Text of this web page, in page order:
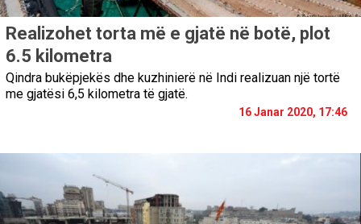
Realizohet torta më e gjatë në botë, plot
6.5 kilometra
Qindra bukëpjekës dhe kuzhinierë në Indi realizuan një tortë
me gjatësi 6,5 kilometra të gjatë.
16 Janar 2020, 17:46